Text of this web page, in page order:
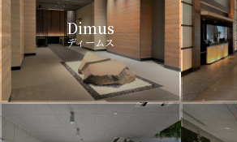
Dimus
ディームス